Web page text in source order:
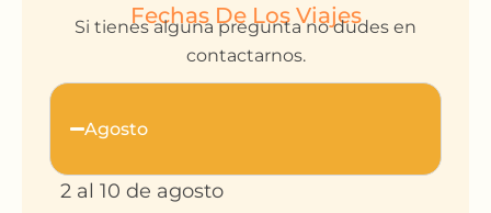
Fechas De Los Viajes
Si tienes alguna pregunta no dudes en
contactarnos.
Agosto
2 al 10 de agosto